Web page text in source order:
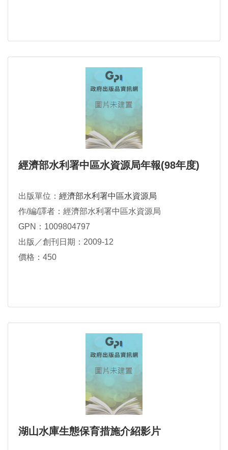
經濟部水利署中區水資源局年報(98年度)
出版單位： 經濟部水利署中區水資源局
作/編/譯者：經濟部水利署中區水資源局
GPN：1009804797
出版／創刊日期：2009-12
價格：450
湖山水庫生態保育措施介紹影片